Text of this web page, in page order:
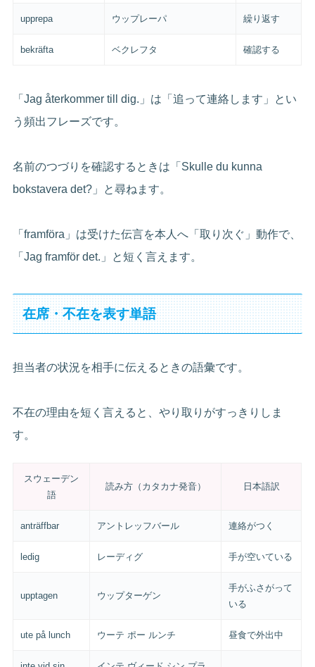
upprepa ウップレーパ 繰り返す
bekräfta ベクレフタ 確認する
「Jag återkommer till dig.」は「追って連絡します」とい
う頻出フレーズです。
名前のつづりを確認するときは「Skulle du kunna
bokstavera det?」と尋ねます。
「framföra」は受けた伝言を本人へ「取り次ぐ」動作で、
「Jag framför det.」と短く言えます。
在席・不在を表す単語
担当者の状況を相手に伝えるときの語彙です。
不在の理由を短く言えると、やり取りがすっきりしま
す。
スウェーデン
語
読み方（カタカナ発音） 日本語訳
anträffbar アントレッフバール 連絡がつく
ledig レーディグ 手が空いている
upptagen ウップターゲン
手がふさがって
いる
ute på lunch ウーテ ポー ルンチ 昼食で外出中